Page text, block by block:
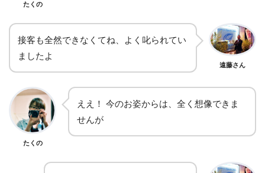
たくの
接客も全然できなくてね、よく叱られてい
ましたよ
遠藤さん
たくの
ええ！ 今のお姿からは、全く想像できま
せんが